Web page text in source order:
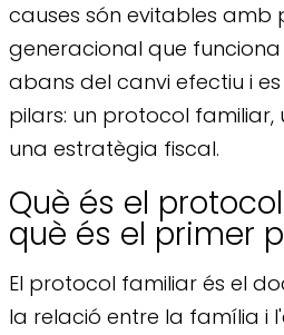
causes són evitables amb
generacional que
abans del canvi efectiu i
pilars: un protocol familiar,
una estratègia fiscal.
Què és el
què és el primer
El protocol familiar és el
la relació entre la família i